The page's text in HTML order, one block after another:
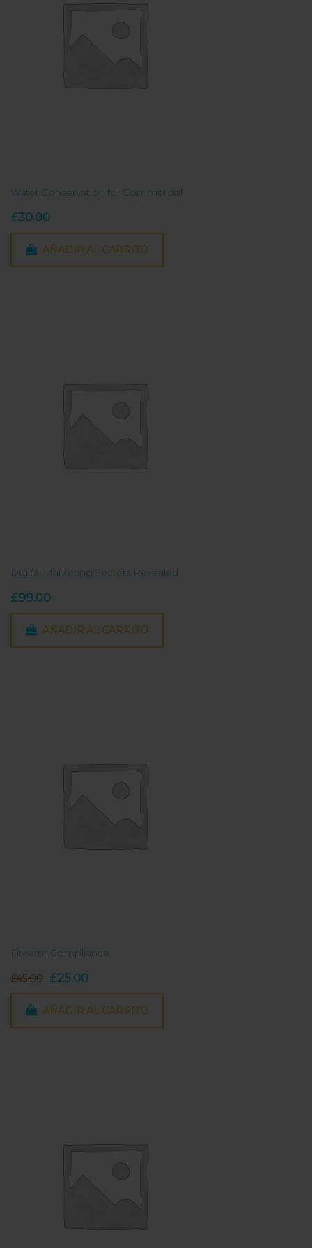
Water Conservation for Commercial
£30.00
AÑADIR AL CARRITO
Digital Marketing Secrets Revealed
£99.00
AÑADIR AL CARRITO
Firearm Compliance
£45.00 El
precio
original
£25.00El
precio
actual
AÑADIR AL CARRITO